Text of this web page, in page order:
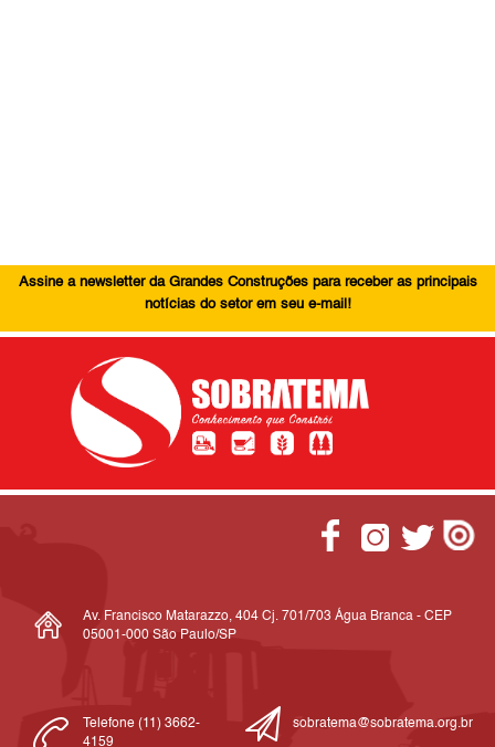
Assine a newsletter da Grandes Construções para receber as principais
notícias do setor em seu e-mail!
Av. Francisco Matarazzo, 404 Cj. 701/703 Água Branca - CEP
05001-000 São Paulo/SP
Telefone (11) 3662-
4159
sobratema@sobratema.org.br